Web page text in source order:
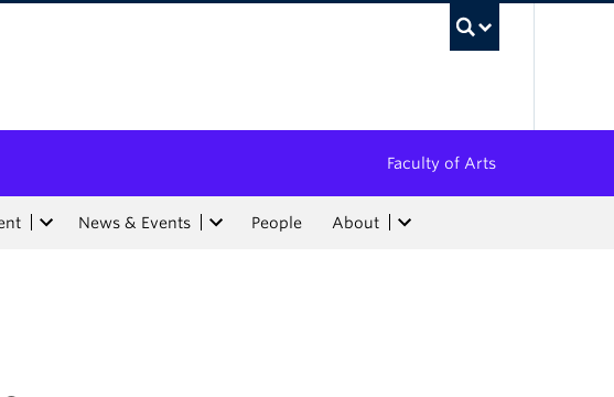
Faculty of Arts
News & Events People About